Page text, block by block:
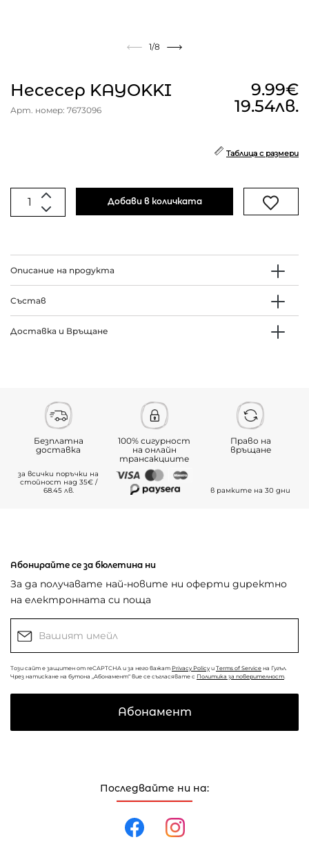
1/8
Несесер KAYOKKI
Арт. номер: 7673096
9.99€
19.54лв.
Таблица с размери
Добави в количката
Описание на продукта
Състав
Доставка и Връщане
Безплатна
доставка
за всички поръчки на
стойност над 35€ /
68.45 лв.
100% сигурност
на онлайн
трансакциите
Право на
връщане
в рамките на 30 дни
Последвайте ни на:
Абонирайте се за бюлетина ни
За да получавате най-новите ни оферти директно
на електронната си поща
Този сайт е защитен от reCAPTCHA и за него важат Privacy Policy и Terms of Service на Гугъл.
Чрез натискане на бутона „Абонамент“ вие се съгласявате с Политика за поверителност.
Абонамент